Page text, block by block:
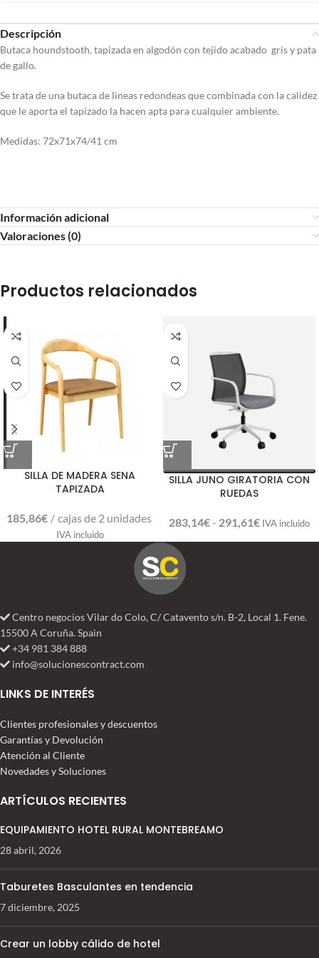
Descripción
Butaca houndstooth, tapizada en algodón con tejido acabado gris y pata
de gallo.
Se trata de una butaca de lineas redondeas que combinada con la calidez
que le aporta el tapizado la hacen apta para cualquier ambiente.
Medidas: 72x71x74/41 cm
Información adicional
Valoraciones (0)
Productos relacionados
SILLA DE MADERA SENA
TAPIZADA
185,86€ cajas de 2 unidades
IVA incluido
SILLA JUNO GIRATORIA CON
RUEDAS
283,14€ - 291,61€ IVA incluido
Centro negocios Vilar do Colo, C/ Catavento s/n. B-2, Local 1. Fene.
15500 A Coruña. Spain
+34 981 384 888
info@solucionescontract.com
LINKS DE INTERÉS
Clientes profesionales y descuentos
Garantías y Devolución
Atención al Cliente
Novedades y Soluciones
ARTÍCULOS RECIENTES
EQUIPAMIENTO HOTEL RURAL MONTEBREAMO
28 abril, 2026
Taburetes Basculantes en tendencia
7 diciembre, 2025
Crear un lobby cálido de hotel